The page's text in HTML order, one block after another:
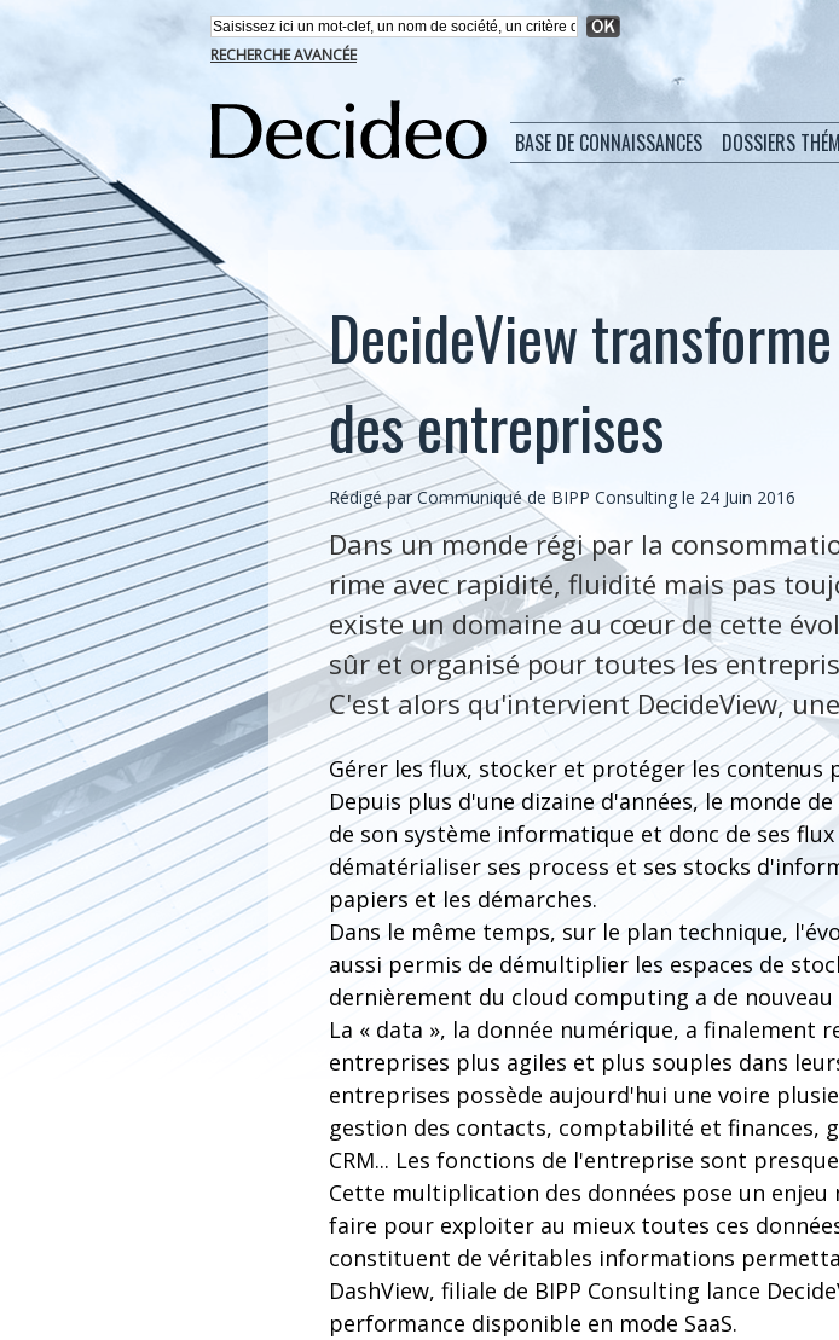
RECHERCHE AVANCÉE
BASE DE CONNAISSANCES DOSSIERS
DecideView
des entreprises
Rédigé par Communiqué de BIPP Consulting le 24 Juin 2016
Dans un monde régi par la
rime avec rapidité, fluidité mais pas
existe un domaine au cœur de cette
sûr et organisé pour toutes les
C'est alors qu'intervient DecideView,
Gérer les flux, stocker et protéger les contenus
Depuis plus d'une dizaine d'années, le monde
de son système informatique et donc de ses
dématérialiser ses process et ses stocks
papiers et les démarches.
Dans le même temps, sur le plan technique,
aussi permis de démultiplier les espaces de
dernièrement du cloud computing a de
La « data », la donnée numérique, a
entreprises plus agiles et plus souples dans
entreprises possède aujourd'hui une voire
gestion des contacts, comptabilité et finances,
CRM... Les fonctions de l'entreprise sont
Cette multiplication des données pose un
faire pour exploiter au mieux toutes ces
constituent de véritables informations
DashView, filiale de BIPP Consulting lance
performance disponible en mode SaaS.